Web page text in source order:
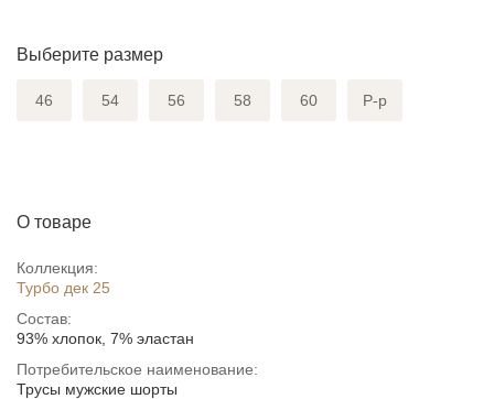
Выберите размер
46 54 56 58 60 Р-р
О товаре
Коллекция:
Турбо дек 25
Состав:
93% хлопок, 7% эластан
Потребительское наименование:
Трусы мужские шорты